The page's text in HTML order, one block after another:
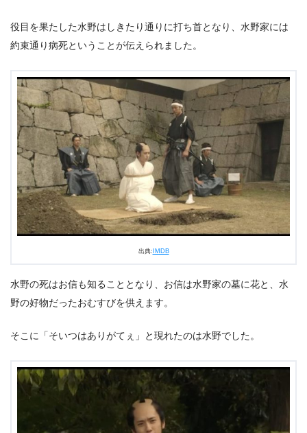
役目を果たした水野はしきたり通りに打ち首となり、水野家には
約束通り病死ということが伝えられました。
出典: IMDB
水野の死はお信も知ることとなり、お信は水野家の墓に花と、水
野の好物だったおむすびを供えます。
そこに「そいつはありがてぇ」と現れたのは水野でした。